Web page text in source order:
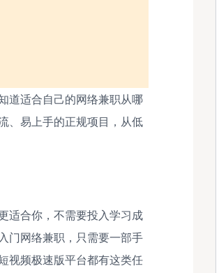
道适合自己的网络兼职从哪
、易上手的正规项目，从低
适合你，不需要投入学习成
门网络兼职，只需要一部手
视频极速版平台都有这类任